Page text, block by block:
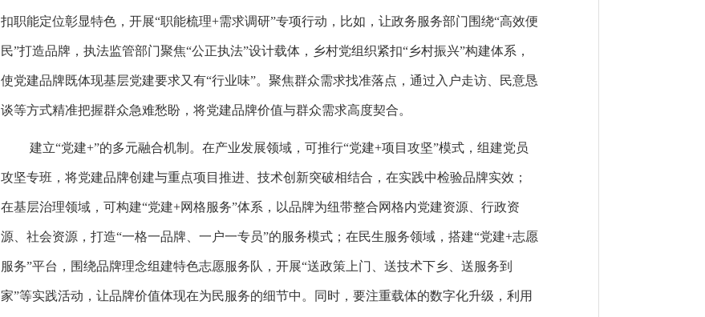
扣职能定位彰显特色，开展“职能梳理+需求调研”专项行动，比如，让政务服务部门围绕“高效便
民”打造品牌，执法监管部门聚焦“公正执法”设计载体，乡村党组织紧扣“乡村振兴”构建体系，
使党建品牌既体现基层党建要求又有“行业味”。聚焦群众需求找准落点，通过入户走访、民意恳
谈等方式精准把握群众急难愁盼，将党建品牌价值与群众需求高度契合。
建立“党建+”的多元融合机制。在产业发展领域，可推行“党建+项目攻坚”模式，组建党员
攻坚专班，将党建品牌创建与重点项目推进、技术创新突破相结合，在实践中检验品牌实效；
在基层治理领域，可构建“党建+网格服务”体系，以品牌为纽带整合网格内党建资源、行政资
源、社会资源，打造“一格一品牌、一户一专员”的服务模式；在民生服务领域，搭建“党建+志愿
服务”平台，围绕品牌理念组建特色志愿服务队，开展“送政策上门、送技术下乡、送服务到
家”等实践活动，让品牌价值体现在为民服务的细节中。同时，要注重载体的数字化升级，利用